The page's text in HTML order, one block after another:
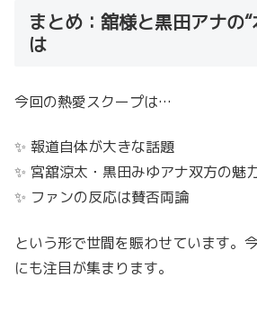
まとめ：舘様と黒田アナの
は
今回の熱愛スクープは…
✨ 報道自体が大きな話題
✨ 宮舘涼太・黒田みゆアナ双方の魅
✨ ファンの反応は賛否両論
という形で世間を賑わせています。
にも注目が集まります。